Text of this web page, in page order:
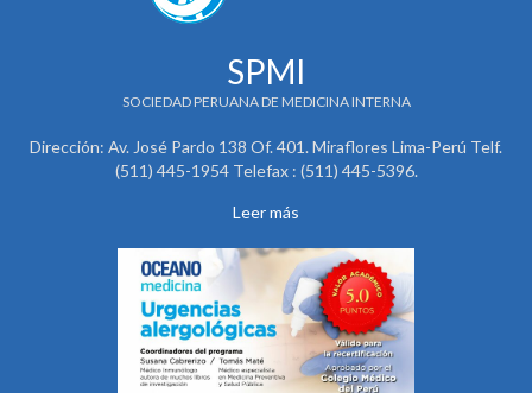
SPMI
SOCIEDAD PERUANA DE MEDICINA INTERNA
Dirección: Av. José Pardo 138 Of. 401. Miraflores Lima-Perú Telf.
(511) 445-1954 Telefax : (511) 445-5396.
Leer más